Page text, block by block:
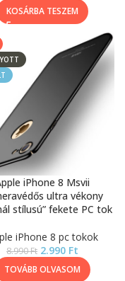
KOSÁRBA TESZEM
iPhone 8 Msvii
ultra vékony
stílusú” fekete PC tok
iPhone 8 pc tokok
8.990Ft 2.990 Ft
TOVÁBB OLVASOM